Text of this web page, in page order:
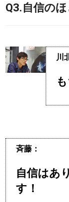
Q3.自信の
川
斉藤：
自信はあ
す！